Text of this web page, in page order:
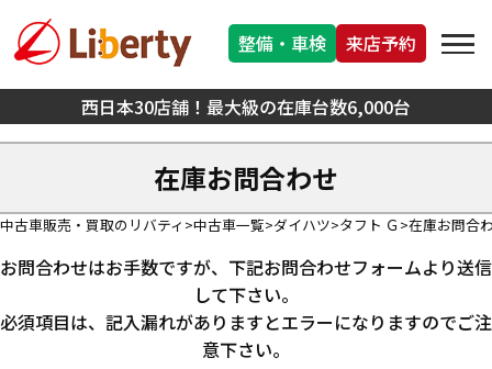
西日本30店舗！最大級の在庫台数6,000台
整備・車検 来店予約
在庫お問合わせ
中古車販売・買取のリバティ 中古車一覧 ダイハツ タフト Ｇ 在庫お問合
お問合わせはお手数ですが、下記お問合わせフォームより送信
して下さい。
必須項目は、記入漏れがありますとエラーになりますのでご注
意下さい。